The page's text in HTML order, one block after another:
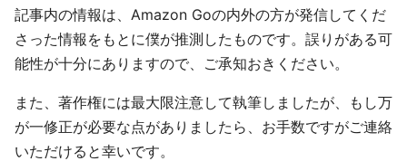
記事内の情報は、Amazon Goの内外の方が発信してくだ
さった情報をもとに僕が推測したものです。誤りがある可
能性が十分にありますので、ご承知おきください。
また、著作権には最大限注意して執筆しましたが、もし万
が一修正が必要な点がありましたら、お手数ですがご連絡
いただけると幸いです。